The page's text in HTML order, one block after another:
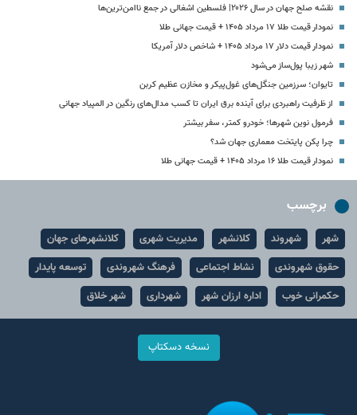
نقشه صلح جهان در سال ۲۰۲۶| فلسطین اشغالی در جمع ناامن‌ترین‌ها
نمودار قیمت طلا ۱۷ مرداد ۱۴۰۵ + قیمت جهانی طلا
نمودار قیمت دلار ۱۷ مرداد ۱۴۰۵ + شاخص دلار آمریکا
شهر زیبا پول‌ساز می‌شود
تایوان؛ سرزمین جنگل‌های غول‌پیکر و مخازن عظیم کربن
از ظرفیت راهبردی برای آینده برق ایران تا کسب مدال‌های رنگین در المپیاد جهانی
فرمول نوین شهرها؛ خودرو کمتر، سفر بیشتر
چرا پکن پایتخت معماری جهان شد؟
نمودار قیمت طلا ۱۶ مرداد ۱۴۰۵ + قیمت جهانی طلا
برچسب
شهر شهروند کلانشهر مدیریت شهری
کلانشهرهای جهان
حقوق شهروندی
نشاط اجتماعی فرهنگ شهروندی
توسعه پایدار
حکمرانی خوب
اداره ارزان شهر شهرداری شهر خلاق
نسخه دسکتاپ